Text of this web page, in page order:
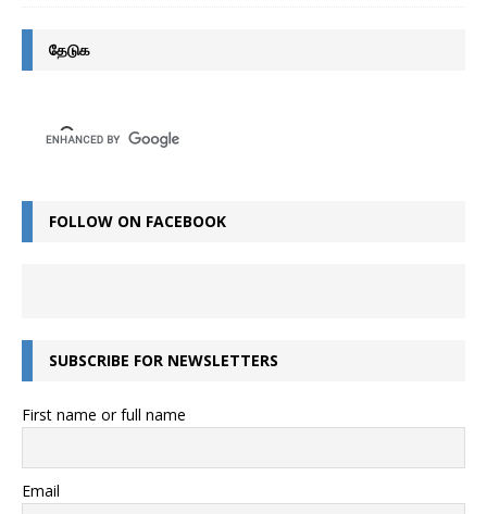
தேடுக
FOLLOW ON FACEBOOK
SUBSCRIBE FOR NEWSLETTERS
First name or full name
Email